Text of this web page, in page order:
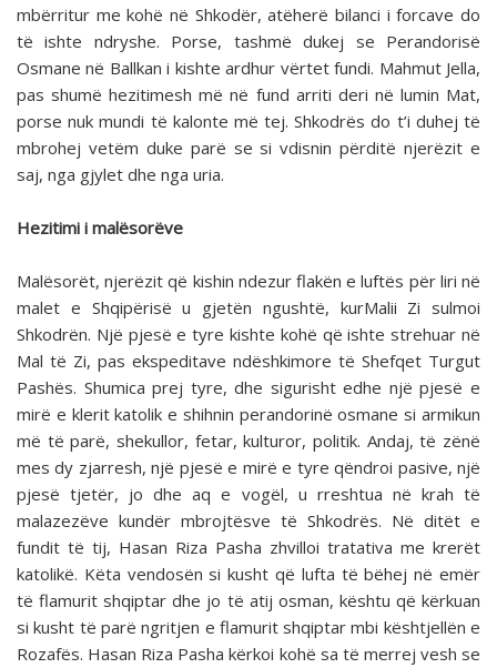
mbërritur me kohë në Shkodër, atëherë bilanci i forcave do
të ishte ndryshe. Porse, tashmë dukej se Perandorisë
Osmane në Ballkan i kishte ardhur vërtet fundi. Mahmut Jella,
pas shumë hezitimesh më në fund arriti deri në lumin Mat,
porse nuk mundi të kalonte më tej. Shkodrës do t’i duhej të
mbrohej vetëm duke parë se si vdisnin përditë njerëzit e
saj, nga gjylet dhe nga uria.
Hezitimi i malësorëve
Malësorët, njerëzit që kishin ndezur flakën e luftës për liri në
malet e Shqipërisë u gjetën ngushtë, kurMalii Zi sulmoi
Shkodrën. Një pjesë e tyre kishte kohë që ishte strehuar në
Mal të Zi, pas ekspeditave ndëshkimore të Shefqet Turgut
Pashës. Shumica prej tyre, dhe sigurisht edhe një pjesë e
mirë e klerit katolik e shihnin perandorinë osmane si armikun
më të parë, shekullor, fetar, kulturor, politik. Andaj, të zënë
mes dy zjarresh, një pjesë e mirë e tyre qëndroi pasive, një
pjesë tjetër, jo dhe aq e vogël, u rreshtua në krah të
malazezëve kundër mbrojtësve të Shkodrës. Në ditët e
fundit të tij, Hasan Riza Pasha zhvilloi tratativa me krerët
katolikë. Këta vendosën si kusht që lufta të bëhej në emër
të flamurit shqiptar dhe jo të atij osman, kështu që kërkuan
si kusht të parë ngritjen e flamurit shqiptar mbi kështjellën e
Rozafës. Hasan Riza Pasha kërkoi kohë sa të merrej vesh se